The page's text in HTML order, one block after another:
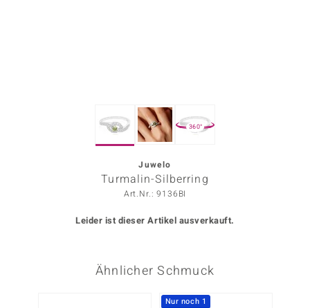
360°
Juwelo
Turmalin-Silberring
Art.Nr.: 9136BI
Leider ist dieser Artikel ausverkauft.
Ähnlicher Schmuck
Nur noch 1